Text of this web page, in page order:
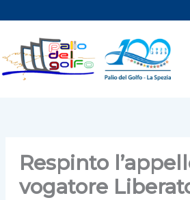
al
contenuto
Respinto
vogatore